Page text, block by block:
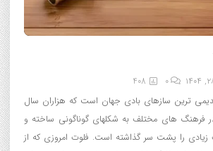
0
408
ترین سازهای بادی جهان است که هزاران سال
فرهنگ های مختلف به شکلهای گوناگونی ساخته و
را پشت سر گذاشته است. فلوت امروزی که از